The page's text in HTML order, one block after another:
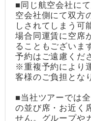
■同じ航空会社に
空会社側にて双方
しされてしまう可
場合同運賃に空席
ることもございま
予約はご遠慮くだ
※重複予約により
客様のご負担とな
■当社ツアーでは
の並び席・お近く
せん。グループや